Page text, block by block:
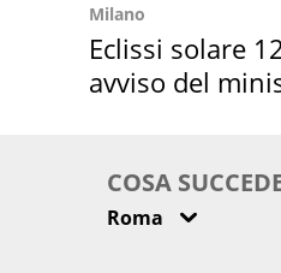
Milano
Eclissi solare
avviso del